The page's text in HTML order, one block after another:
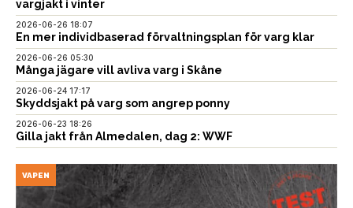
vargjakt i vinter
2026-06-26 18:07
En mer individbaserad förvaltningsplan för varg klar
2026-06-26 05:30
Många jägare vill avliva varg i Skåne
2026-06-24 17:17
Skyddsjakt på varg som angrep ponny
2026-06-23 18:26
Gilla jakt från Almedalen, dag 2: WWF
VAPEN